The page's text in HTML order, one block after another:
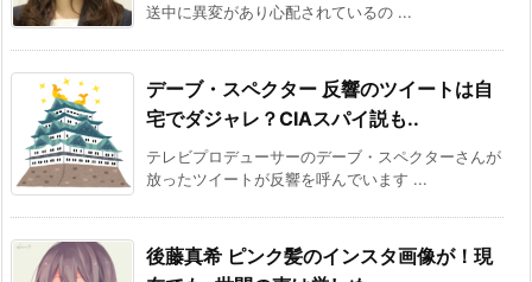
送中に異変があり心配されているの ...
デーブ・スペクター 反響のツイートは自
宅でダジャレ？CIAスパイ説も..
テレビプロデューサーのデーブ・スペクターさんが
放ったツイートが反響を呼んでいます ...
後藤真希 ピンク髪のインスタ画像が！現